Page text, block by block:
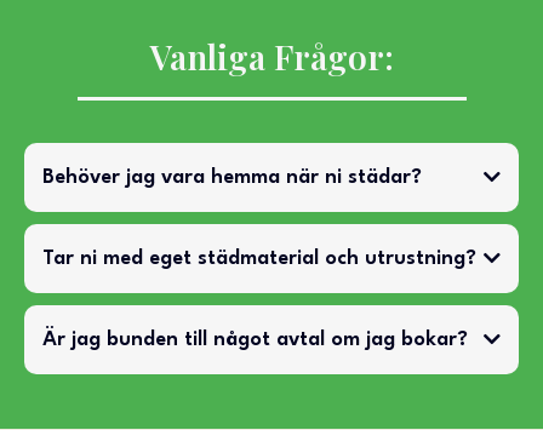
Vanliga Frågor:
Behöver jag vara hemma när ni städar?
Tar ni med eget städmaterial och utrustning?
Är jag bunden till något avtal om jag bokar?